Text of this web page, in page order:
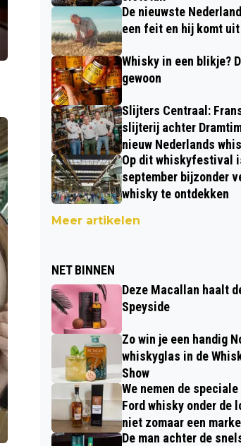
De nieuwste
een feit en hij komt uit
Whisky in een blikje?
gewoon
Slijters Centraal:
slijterij achter
nieuw Nederlands
Op dit whiskyfestival
september bijzonder
whisky te ontdekken
Meer artikelen
NET BINNEN
Deze Macallan haalt
Speyside
Zo win je een handig
whiskyglas in de
Show
We nemen de
Ford whisky onder de
niet zomaar een
De man achter de